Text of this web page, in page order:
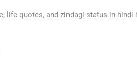
life quotes, and zindagi status in hindi